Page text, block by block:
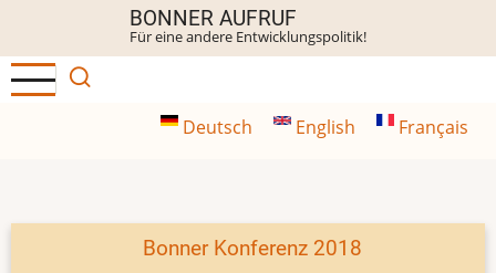
Inhalt
BONNER AUFRUF
Für eine andere Entwicklungspolitik!
Deutsch English Français
Bonner Konferenz 2018